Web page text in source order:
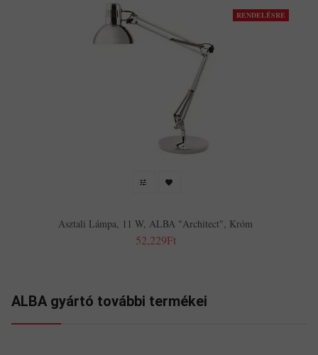
RENDELÉSRE
Asztali Lámpa, 11 W, ALBA "Architect", Króm
52,229Ft
ALBA gyártó további termékei